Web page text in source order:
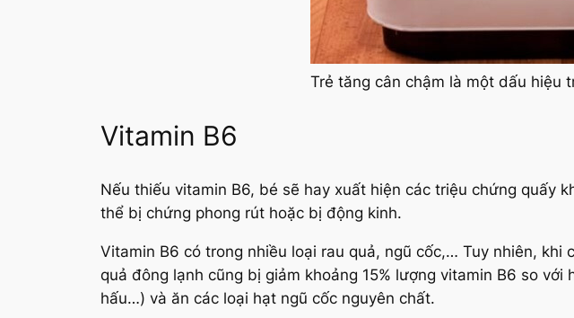
Trẻ tăng cân chậm là một dấu hiệu
Vitamin B6
Nếu thiếu vitamin B6, bé sẽ hay xuất hiện các triệu chứng quấy
thể bị chứng phong rút hoặc bị động kinh.
Vitamin B6 có trong nhiều loại rau quả, ngũ cốc,… Tuy nhiên,
quả đông lạnh cũng bị giảm khoảng 15% lượng vitamin B6 so
hấu…) và ăn các loại hạt ngũ cốc nguyên chất.